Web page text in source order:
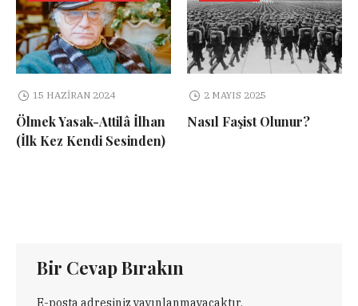
15 HAZIRAN 2024
Ölmek Yasak-Attilâ İlhan
(İlk Kez Kendi Sesinden)
2 MAYIS 2025
Nasıl Faşist Olunur?
Bir Cevap Bırakın
E-posta adresiniz yayınlanmayacaktır.